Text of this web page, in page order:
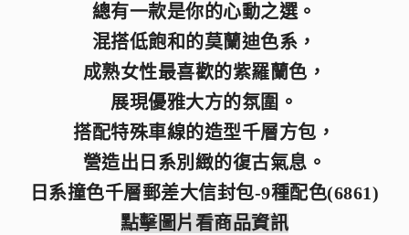
總有一款是你的心動之選。
混搭低飽和的莫蘭迪色系，
成熟女性最喜歡的紫羅蘭色，
展現優雅大方的氛圍。
搭配特殊車線的造型千層方包，
營造出日系別緻的復古氣息。
日系撞色千層郵差大信封包-9種配色(6861)
點擊圖片看商品資訊